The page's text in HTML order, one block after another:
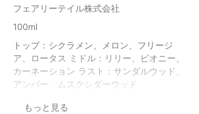
フェアリーテイル株式会社
100ml
トップ：シクラメン、メロン、フリージ
ア、ロータス ミドル：リリー、ピオニー、
カーネーション ラスト：サンダルウッド、
アンバー、ムスクシダーウッド
不明もっと見る